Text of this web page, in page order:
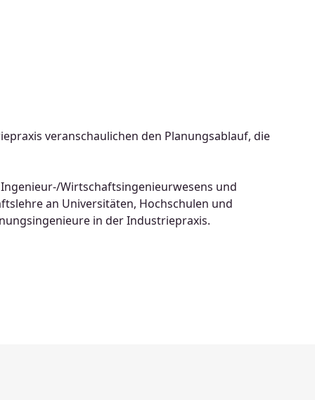
veranschaulichen den Planungsablauf, die
Wirtschaftsingenieurwesens und
an Universitäten, Hochschulen und
in der Industriepraxis.